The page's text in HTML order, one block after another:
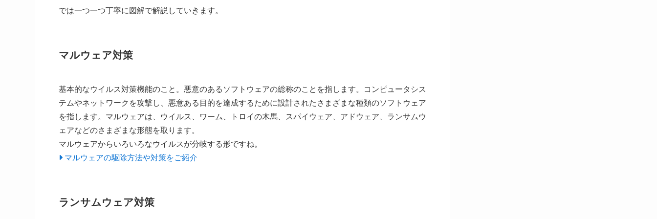
では一つ一つ丁寧に図解で解説していきます。
マルウェア対策
基本的なウイルス対策機能のこと。悪意のあるソフトウェアの総称のことを指します。コンピュータシス
テムやネットワークを攻撃し、悪意ある目的を達成するために設計されたさまざまな種類のソフトウェア
を指します。マルウェアは、ウイルス、ワーム、トロイの木馬、スパイウェア、アドウェア、ランサムウ
ェアなどのさまざまな形態を取ります。
マルウェアからいろいろなウイルスが分岐する形ですね。
マルウェアの駆除方法や対策をご紹介
ランサムウェア対策